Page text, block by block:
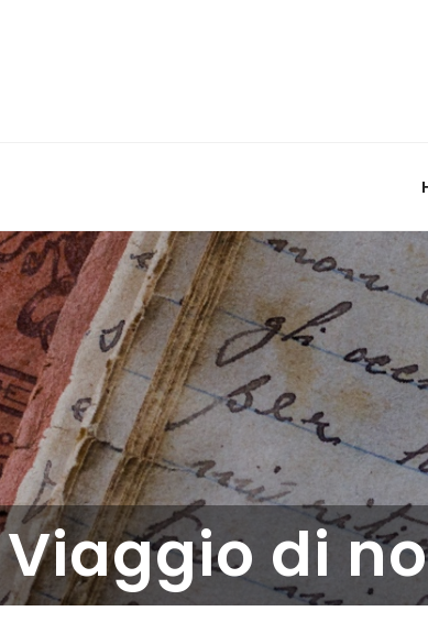
Viaggio di